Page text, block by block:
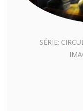
SÉRIE: